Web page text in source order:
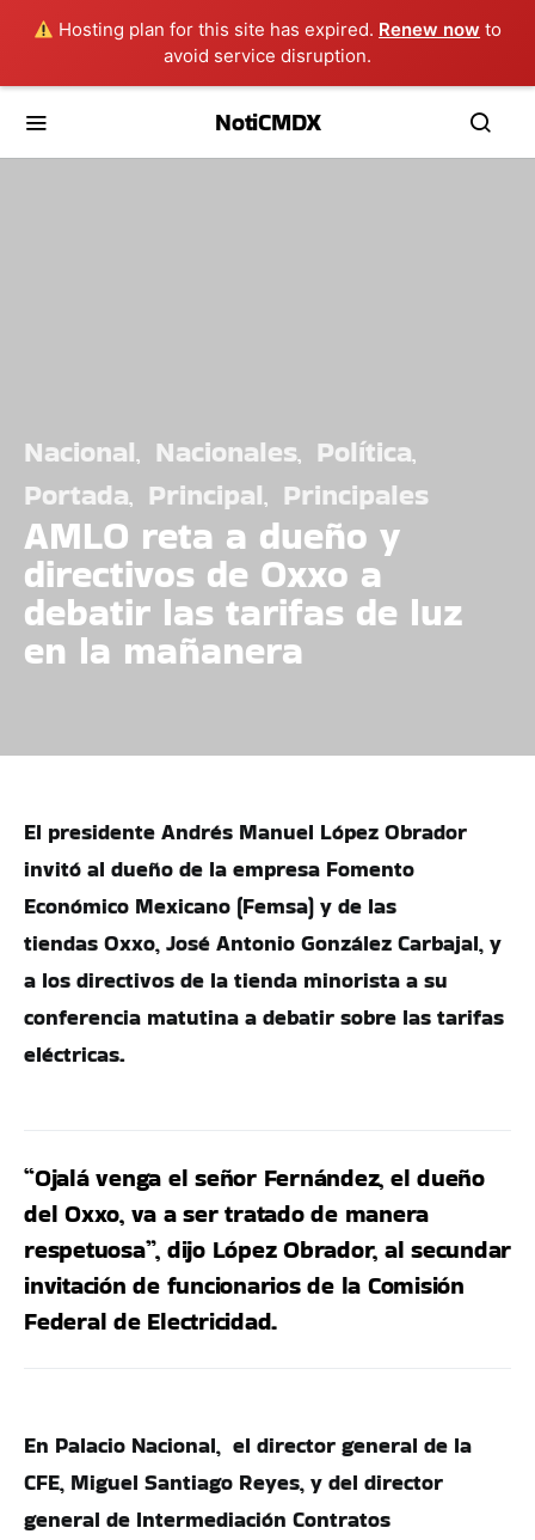
Hosting plan for this site has expired. Renew now to
avoid service disruption.
NotiCMDX
Nacional Nacionales Política
Portada Principal Principales
AMLO reta a dueño y
directivos de Oxxo a
debatir las tarifas de luz
en la mañanera
El presidente Andrés Manuel López Obrador
invitó al dueño de la empresa Fomento
Económico Mexicano (Femsa) y de las
tiendas Oxxo, José Antonio González Carbajal, y
a los directivos de la tienda minorista a su
conferencia matutina a debatir sobre las tarifas
eléctricas.
“Ojalá venga el señor Fernández, el dueño
del Oxxo, va a ser tratado de manera
respetuosa”, dijo López Obrador, al secundar
invitación de funcionarios de la Comisión
Federal de Electricidad.
En Palacio Nacional, el director general de la
CFE, Miguel Santiago Reyes, y del director
general de Intermediación Contratos